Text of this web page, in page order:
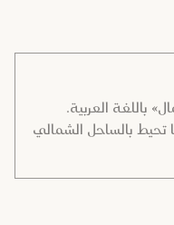
باللغة العربية.
تحيط بالساحل الشمالي